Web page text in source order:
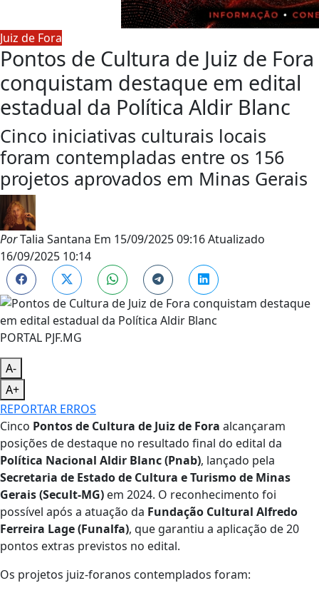
Juiz de Fora
Pontos de Cultura de Juiz de Fora
conquistam destaque em edital
estadual da Política Aldir Blanc
Cinco iniciativas culturais locais
foram contempladas entre os 156
projetos aprovados em Minas Gerais
PorTalia Santana Em 15/09/2025 09:16Atualizado
16/09/2025 10:14
PORTAL PJF.MG
A-
A+
REPORTAR ERROS
Cinco Pontos de Cultura de Juiz de Fora alcançaram
posições de destaque no resultado final do edital da
Política Nacional Aldir Blanc (Pnab), lançado pela
Secretaria de Estado de Cultura e Turismo de Minas
Gerais (Secult-MG) em 2024. O reconhecimento foi
possível após a atuação da Fundação Cultural Alfredo
Ferreira Lage (Funalfa), que garantiu a aplicação de 20
pontos extras previstos no edital.
Os projetos juiz-foranos contemplados foram: